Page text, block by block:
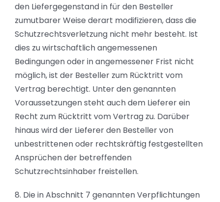
den Liefergegenstand in für den Besteller
zumutbarer Weise derart modifizieren, dass die
Schutzrechtsverletzung nicht mehr besteht. Ist
dies zu wirtschaftlich angemessenen
Bedingungen oder in angemessener Frist nicht
möglich, ist der Besteller zum Rücktritt vom
Vertrag berechtigt. Unter den genannten
Voraussetzungen steht auch dem Lieferer ein
Recht zum Rücktritt vom Vertrag zu. Darüber
hinaus wird der Lieferer den Besteller von
unbestrittenen oder rechtskräftig festgestellten
Ansprüchen der betreffenden
Schutzrechtsinhaber freistellen.
8. Die in Abschnitt 7 genannten Verpflichtungen